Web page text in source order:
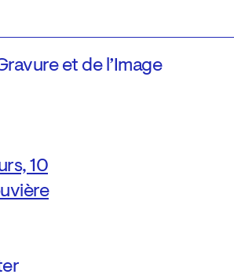
et de l’Image
10